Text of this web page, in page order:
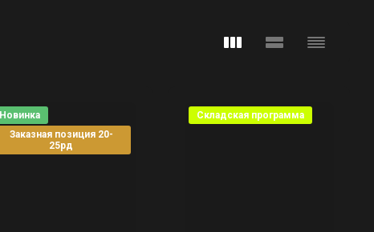
Новинка
Заказная позиция 20-
25рд
Складская программа